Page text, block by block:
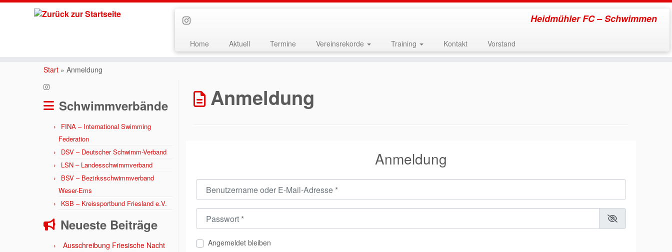
Heidmühler FC – Schwimmen
Home Aktuell Termine Vereinsrekorde Training Kontakt Vorstand
Start » Anmeldung
Schwimmverbände
FINA – International Swimming
Federation
DSV – Deutscher Schwimm-Verband
LSN – Landesschwimmverband
BSV – Bezirksschwimmverband
Weser-Ems
KSB – Kreissportbund Friesland e.V.
Neueste Beiträge
Ausschreibung Friesische Nacht
Anmeldung
Anmeldung
Angemeldet bleiben